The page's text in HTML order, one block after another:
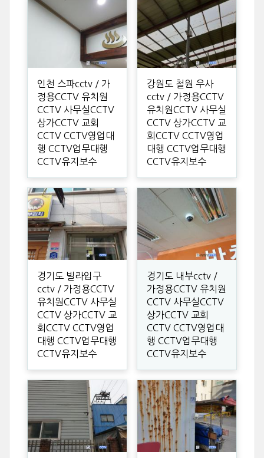
인천 스파cctv / 가
정용CCTV 유치원
CCTV 사무실CCTV
상가CCTV 교회
CCTV CCTV영업대
행 CCTV업무대행
CCTV유지보수
강원도 철원 우사
cctv / 가정용CCTV
유치원CCTV 사무실
CCTV 상가CCTV 교
회CCTV CCTV영업
대행 CCTV업무대행
CCTV유지보수
경기도 빌라입구
cctv / 가정용CCTV
유치원CCTV 사무실
CCTV 상가CCTV 교
회CCTV CCTV영업
대행 CCTV업무대행
CCTV유지보수
경기도 내부cctv /
가정용CCTV 유치원
CCTV 사무실CCTV
상가CCTV 교회
CCTV CCTV영업대
행 CCTV업무대행
CCTV유지보수